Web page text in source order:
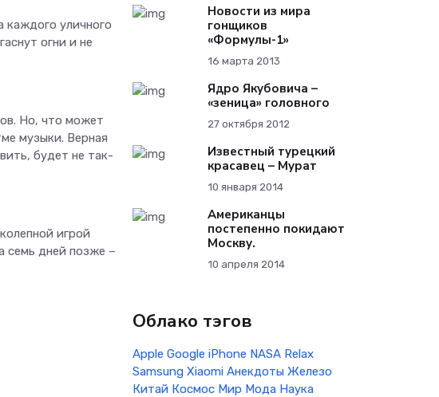
каждого уличного
огни и не
Но, что может
музыки. Верная
будет не так-
игрой
семь дней позже –
Новости из мира
гонщиков
«Формулы-1»
16 марта 2013
Ядро Якубовича –
«зеница» головного
27 октября 2012
Известный турецкий
красавец – Мурат
10 января 2014
Американцы
постепенно покидают
Москву.
10 апреля 2014
Облако тэгов
Apple Google iPhone NASA Relax
Samsung Xiaomi Анекдоты Железо
Китай Космос Мир Мода Наука